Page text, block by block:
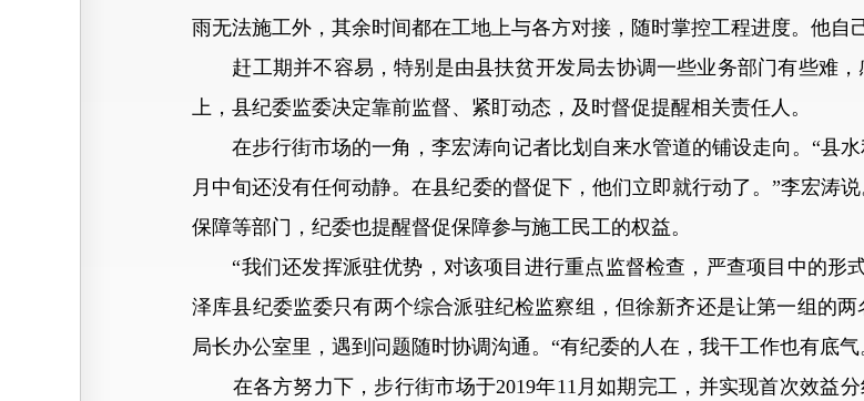
雨无法施工外，其余时间都在工地上与各方对接，随时掌控工程进度。他自
赶工期并不容易，特别是由县扶贫开发局去协调一些业务部门有些难，
上，县纪委监委决定靠前监督、紧盯动态，及时督促提醒相关责任人。
在步行街市场的一角，李宏涛向记者比划自来水管道的铺设走向。“县水
月中旬还没有任何动静。在县纪委的督促下，他们立即就行动了。”李宏涛
保障等部门，纪委也提醒督促保障参与施工民工的权益。
“我们还发挥派驻优势，对该项目进行重点监督检查，严查项目中的形
泽库县纪委监委只有两个综合派驻纪检监察组，但徐新齐还是让第一组的
局长办公室里，遇到问题随时协调沟通。“有纪委的人在，我干工作也有底气
在各方努力下，步行街市场于2019年11月如期完工，并实现首次效益分